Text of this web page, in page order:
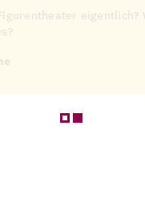
eigentlich?